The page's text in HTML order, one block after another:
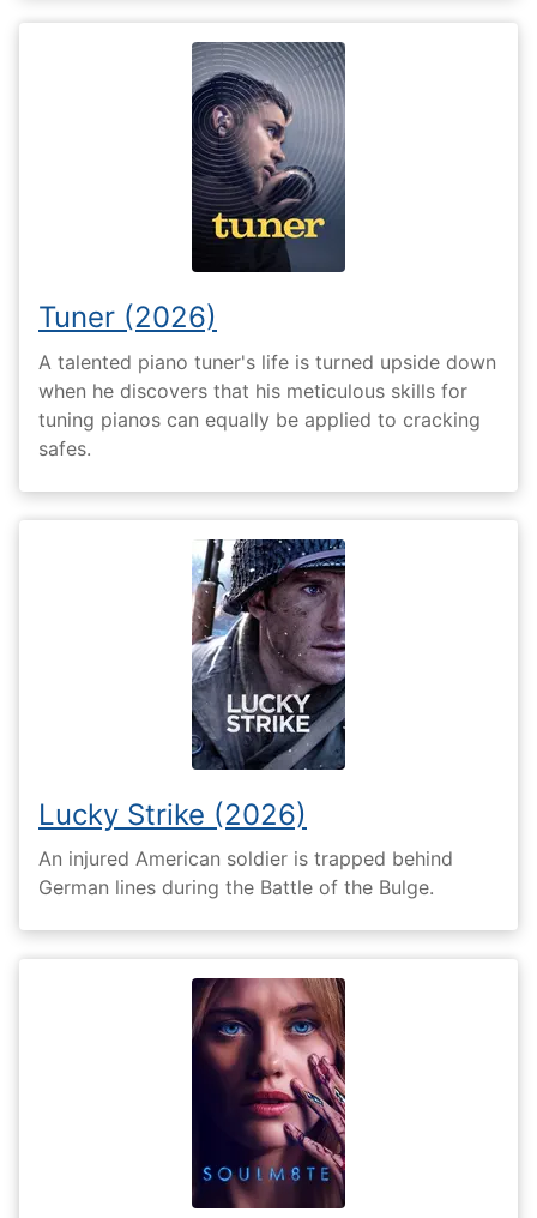
Tuner (2026)
A talented piano tuner's life is turned upside down
when he discovers that his meticulous skills for
tuning pianos can equally be applied to cracking
safes.
Lucky Strike (2026)
An injured American soldier is trapped behind
German lines during the Battle of the Bulge.